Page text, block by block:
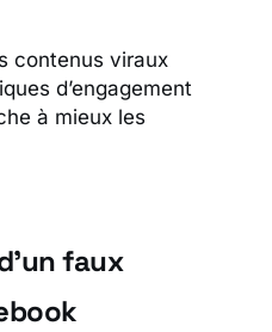
contenus viraux
d’engagement
à mieux les
faux